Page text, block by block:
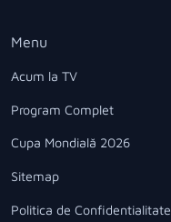
Menu
Acum la TV
Program Complet
Cupa Mondială 2026
Sitemap
Politica de Confidentialitate